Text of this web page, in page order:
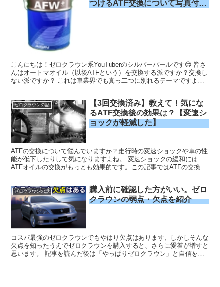
つけるATF交換について写真付き
こんにちは！ゼロクラウン系YouTuberのシルバーパールです😊 皆さ
んはオートマオイル（以後ATFという）を交換する派ですか？交換し
ない派ですか？ これは車業界でも真っ二つに別れるテーマですよ
ゼロクラウンの話
【3回交換済み】教えて！気にな
るATF交換後の効果は？【変速シ
ョックが軽減した】
ATFの交換について悩んでいますか？走行時の変速ショックや車の性
能が低下したりして気になりますよね。 変速ショックの緩和には
ATFオイルの交換がもっとも効果的です。この記事ではATFの交換前
ゼロクラウンの話
購入前に確認した方がいい。ゼロ
クラウンの弱点・欠点を紹介
コスパ最強のゼロクラウンでもやはり欠点はあります。しかしそんな
欠点を知ったうえでゼロクラウンを購入すると、さらに愛着が増すと
思います。 記事を読んだ後は「やっぱりゼロクラウン」と自信を持